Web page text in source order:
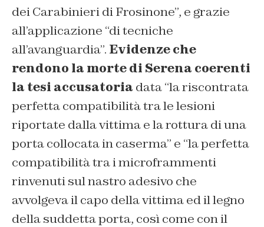
dei Carabinieri di Frosinone”, e grazie
all’applicazione “di tecniche
all’avanguardia”. Evidenze che
rendono la morte di Serena coerenti
la tesi accusatoria data “la riscontrata
perfetta compatibilità tra le lesioni
riportate dalla vittima e la rottura di una
porta collocata in caserma” e “la perfetta
compatibilità tra i microframmenti
rinvenuti sul nastro adesivo che
avvolgeva il capo della vittima ed il legno
della suddetta porta, così come con il